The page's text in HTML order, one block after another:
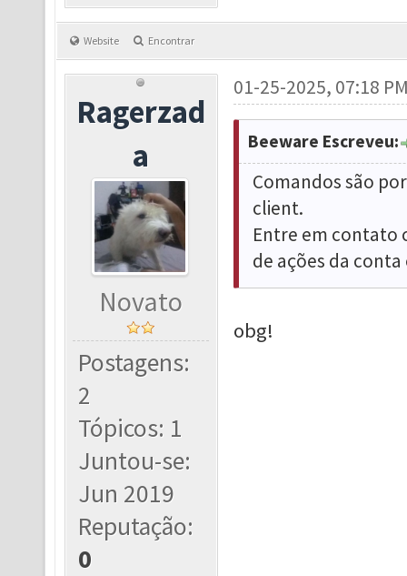
Website Encontrar
Ragerzad
a
Novato
Postagens:
2
Tópicos: 1
Juntou-se:
Jun 2019
Reputação:
0
01-25-2025, 07:18
Beeware Escreveu:
Comandos são
client.
Entre em contato
de ações da
obg!